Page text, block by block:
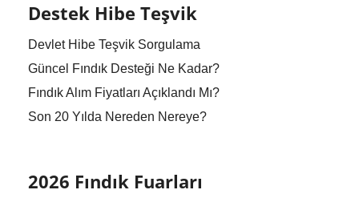
Destek Hibe Teşvik
Devlet Hibe Teşvik Sorgulama
Güncel Fındık Desteği Ne Kadar?
Fındık Alım Fiyatları Açıklandı Mı?
Son 20 Yılda Nereden Nereye?
2026 Fındık Fuarları